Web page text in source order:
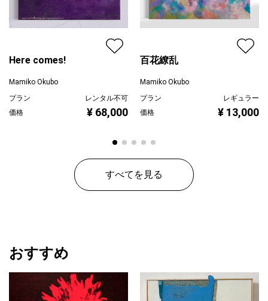
Here comes!
Mamiko Okubo
プラン
レンタル不可
価格
¥ 68,000
百花繚乱
Mamiko Okubo
プラン
レギュラー
価格
¥ 13,000
すべてを見る
おすすめ